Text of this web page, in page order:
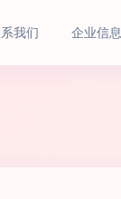
我们 企业信息